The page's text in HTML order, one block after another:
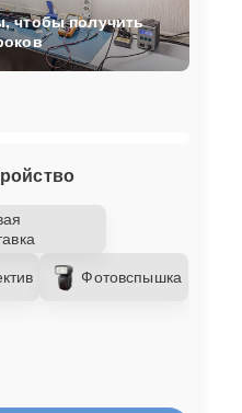
Фотовспышка
чтобы получить